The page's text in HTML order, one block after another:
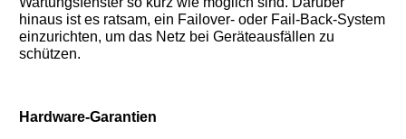
hinaus ist es ratsam, ein Failover- oder Fail-Back-System
einzurichten, um das Netz bei Geräteausfällen zu
schützen.
Hardware-Garantien